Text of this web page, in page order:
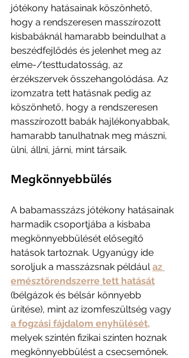
jótékony hatásainak köszönhető,
hogy a rendszeresen masszírozott
kisbabáknál hamarabb beindulhat a
beszédfejlődés és jelenhet meg az
elme-/testtudatosság, az
érzékszervek összehangolódása. Az
izomzatra tett hatásnak pedig az
köszönhető, hogy a rendszeresen
masszírozott babák hajlékonyabbak,
hamarabb tanulhatnak meg mászni,
ülni, állni, járni, mint társaik.
Megkönnyebbülés
A babamasszázs jótékony hatásainak
harmadik csoportjába a kisbaba
megkönnyebbülését elősegítő
hatások tartoznak. Ugyanúgy ide
soroljuk a masszázsnak például az
emésztőrendszerre tett hatását
(bélgázok és bélsár könnyebb
ürítése), mint az izomfeszültség vagy
a fogzási fájdalom enyhülését,
melyek szintén fizikai szinten hoznak
megkönnyebbülést a csecsemőnek.